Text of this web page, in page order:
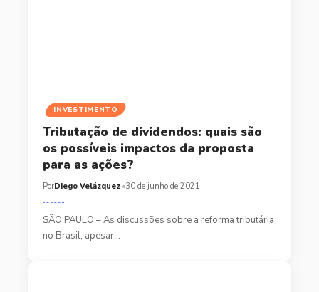
INVESTIMENTO
Tributação de dividendos: quais são
os possíveis impactos da proposta
para as ações?
PorDiego Velázquez 30 de junho de 2021
SÃO PAULO – As discussões sobre a reforma tributária
no Brasil, apesar…